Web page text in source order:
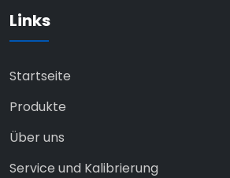
Links
Startseite
Produkte
Über uns
Service und Kalibrierung